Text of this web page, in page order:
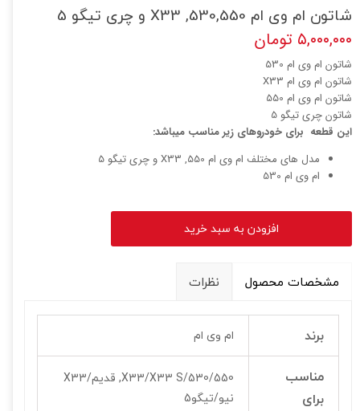
شاتون ام وی ام X33 ,530,550 و چری تیگو 5
۵,۰۰۰,۰۰۰ تومان
شاتون ام وی ام 530
شاتون ام وی ام X33
شاتون ام وی ام 550
شاتون چری تیگو 5
این قطعه برای خودروهای زیر مناسب میباشد:
مدل های مختلف ام وی ام 550, X33 و چری تیگو 5
ام وی ام 530
افزودن به سبد خرید
مشخصات محصول نظرات
برند ام وی ام
مناسب
برای
530/550/X33/X33 S, قدیم/X33
نیو/تیگو5